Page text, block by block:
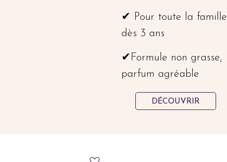
✔ Pour toute la famille
dès 3 ans
✔Formule non grasse,
parfum agréable
DÉCOUVRIR